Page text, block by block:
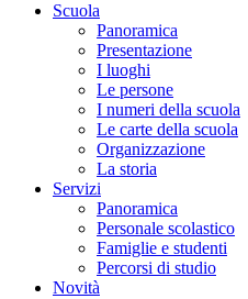
Scuola
Panoramica
Presentazione
I luoghi
Le persone
I numeri della scuola
Le carte della scuola
Organizzazione
La storia
Servizi
Panoramica
Personale scolastico
Famiglie e studenti
Percorsi di studio
Novità